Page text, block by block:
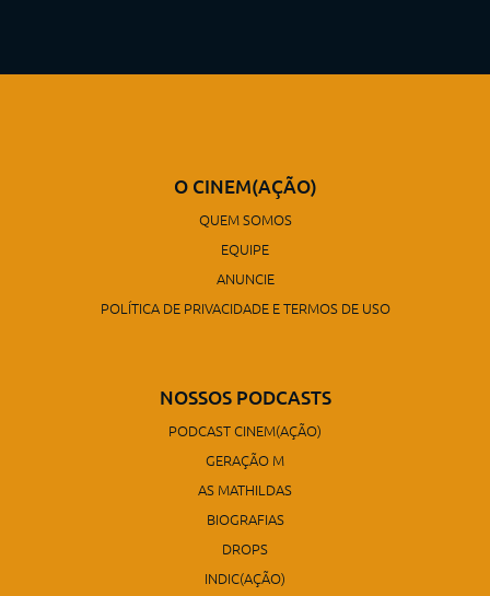
O CINEM(AÇÃO)
QUEM SOMOS
EQUIPE
ANUNCIE
POLÍTICA DE PRIVACIDADE E TERMOS DE USO
NOSSOS PODCASTS
PODCAST CINEM(AÇÃO)
GERAÇÃO M
AS MATHILDAS
BIOGRAFIAS
DROPS
INDIC(AÇÃO)